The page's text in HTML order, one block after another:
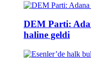
DEM Parti:
haline geldi